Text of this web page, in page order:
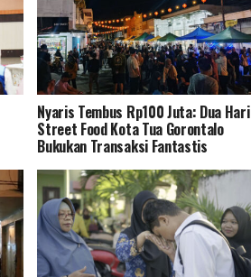
Nyaris Tembus Rp100 Juta: Dua Hari
Street Food Kota Tua Gorontalo
Bukukan Transaksi Fantastis